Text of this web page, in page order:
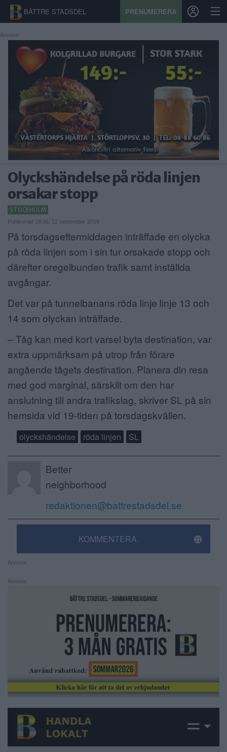
BÄTTRE STADSDEL PRENUMERERA
START
STADSDEL
PRENUMERATION
SPORT
ÅSIKTER
KALENDER
KONTAKT
SAMARBETEN
ANNONSERA
NÄRINGSLIV
MER
Annons:
Olyckshändelse på röda linjen
orsakar stopp
STOCKHOLM
Publicerad 19:06, 12 september 2019
På torsdagseftermiddagen inträffade en olycka
på röda linjen som i sin tur orsakade stopp och
därefter oregelbunden trafik samt inställda
avgångar.
Det var på tunnelbanans röda linje linje 13 och
14 som olyckan inträffade.
– Tåg kan med kort varsel byta destination, var
extra uppmärksam på utrop från förare
angående tågets destination. Planera din resa
med god marginal, särskilt om den har
anslutning till andra trafikslag, skriver SL på sin
hemsida vid 19-tiden på torsdagskvällen.
olyckshändelse röda linjen SL
Better
neighborhood
redaktionen@battrestadsdel.se
KOMMENTERA
Annons:
Annons: